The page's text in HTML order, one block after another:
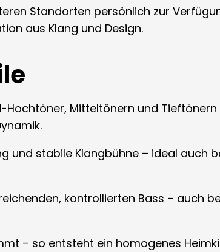
Standorten persönlich zur
aus Klang und Design.
Mitteltönern und Tieftönern
und stabile Klangbühne – ideal auch
kontrollierten Bass – auch
– so entsteht ein homogenes